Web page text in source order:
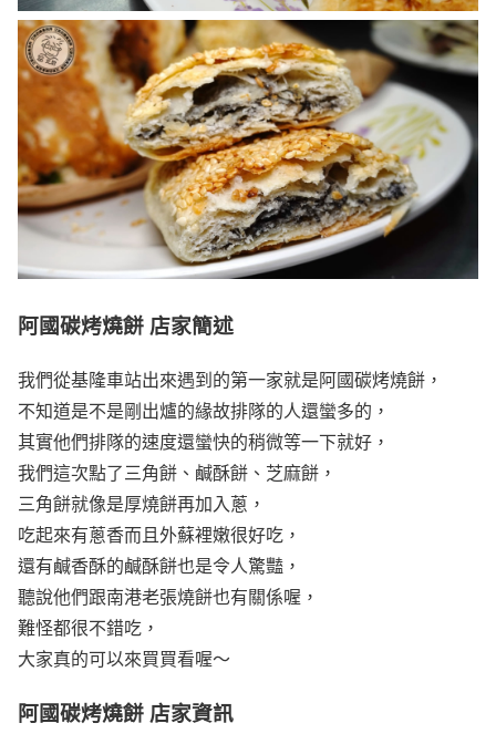
阿國碳烤燒餅 店家簡述
我們從基隆車站出來遇到的第一家就是阿國碳烤燒餅，
不知道是不是剛出爐的緣故排隊的人還蠻多的，
其實他們排隊的速度還蠻快的稍微等一下就好，
我們這次點了三角餅、鹹酥餅、芝麻餅，
三角餅就像是厚燒餅再加入蔥，
吃起來有蔥香而且外蘇裡嫩很好吃，
還有鹹香酥的鹹酥餅也是令人驚豔，
聽說他們跟南港老張燒餅也有關係喔，
難怪都很不錯吃，
大家真的可以來買買看喔～
阿國碳烤燒餅 店家資訊